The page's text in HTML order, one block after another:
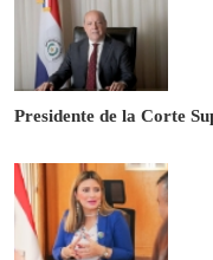
Presidente de la Corte